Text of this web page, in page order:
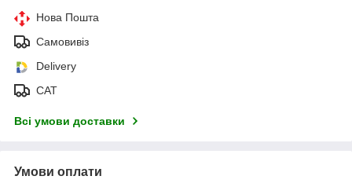
Нова Пошта
Самовивіз
Delivery
САТ
Всі умови доставки
Умови оплати